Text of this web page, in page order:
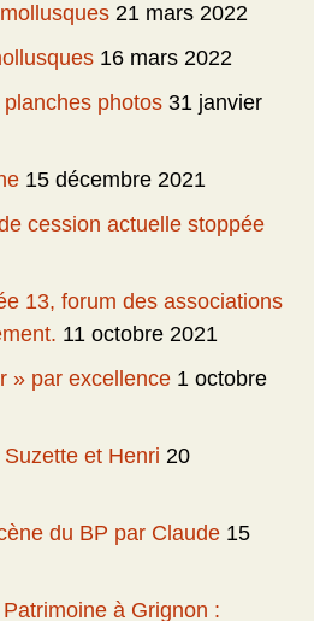
21 mars 2022
16 mars 2022
photos 31 janvier
15 décembre 2021
cession actuelle stoppée
13, forum des associations
11 octobre 2021
» par excellence 1 octobre
et Henri 20
du BP par Claude 15
à Grignon :